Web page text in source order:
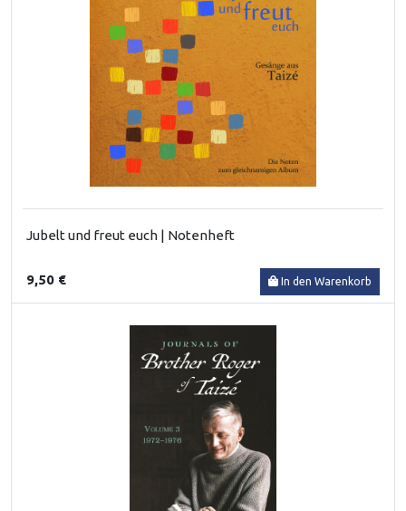
Jubelt und freut euch | Notenheft
9,50 € In den Warenkorb